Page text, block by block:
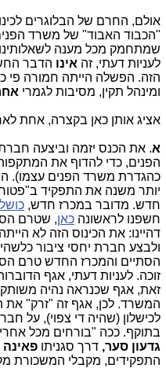
אולם, החרם של הבלוגרים
"הכבוד האבוד" של משרד
שמתחמק מכל מענה
לעניות דעתי, זה אינו הדבר
הזה. הפשלה הייתה חמורה פי
ומינהל תקין, מסיבות לגמרי
אציג אותן כאן בקצרה, אחת
א. את הכנס יזמה וביצעה
הפנים, כדי להדוף את
כהגדרת משרד הפנים עצמו).
יותר משנה את התפקיד
חדש. מדובר במכרז חדש,
חשפנו לראשונה כאן, שטרם
דהיינו: את הכינוס הזה לא
ולבצע חברת יחסי ציבור
הסתיים והמכרז החדש טרם
זוכה. לעניות דעתי, אגף
זאת, אגף שכנראה נהיה
המשרד. לכן, אגף זה "זרק"
לכישלון (שהיה די צפוי), על
בתוקף. ככה "בורחים מכל
גדעון סער, דרך סגניתו פאינה
התפקידים, מקבלי המשכורת